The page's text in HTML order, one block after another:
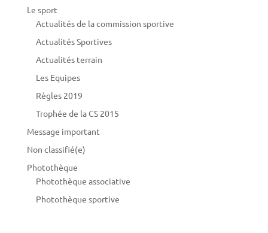
Le sport
Actualités de la commission sportive
Actualités Sportives
Actualités terrain
Les Equipes
Règles 2019
Trophée de la CS 2015
Message important
Non classifié(e)
Photothèque
Photothèque associative
Photothèque sportive